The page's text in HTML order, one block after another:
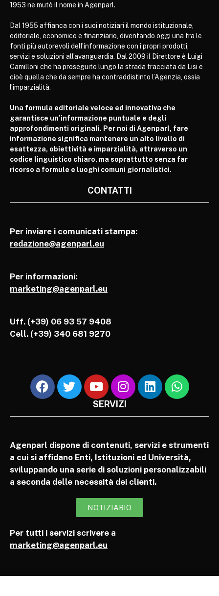
1953 ne mutò il nome in Agenparl.
Dal 1955 affianca con i suoi notiziari il mondo istituzionale,
editoriale, economico e finanziario, diventando oggi una tra le
fonti più autorevoli dell’informazione con i propri prodotti,
servizi e soluzioni all’avanguardia. Dal 2009 il Direttore è Luigi
Camilloni che ha proseguito lungo la strada tracciata da Lisi e
cioè quella che da sempre ha contraddistinto l’Agenzia, ossia
l’imparzialità.
Una formula editoriale veloce ed innovativa che
garantisce un’informazione puntuale e degli
approfondimenti originali. Per noi di Agenparl, fare
informazione significa mantenere un alto livello di
esattezza, obiettività e imparzialità, attraverso un
codice linguistico chiaro, ma soprattutto senza far
ricorso a formule e luoghi comuni giornalistici.
CONTATTI
Per inviare i comunicati stampa:
redazione@agenparl.eu
Per informazioni:
marketing@agenparl.eu
Uff. (+39) 06 93 57 9408
Cell. (+39) 340 681 9270
SERVIZI
Agenparl dispone di contenuti, servizi e strumenti
a cui si affidano Enti, Istituzioni ed Università,
sviluppando una serie di soluzioni personalizzabili
a seconda delle necessità dei clienti.
NOTIZIARIO
Per tutti i servizi scrivere a
marketing@agenparl.eu